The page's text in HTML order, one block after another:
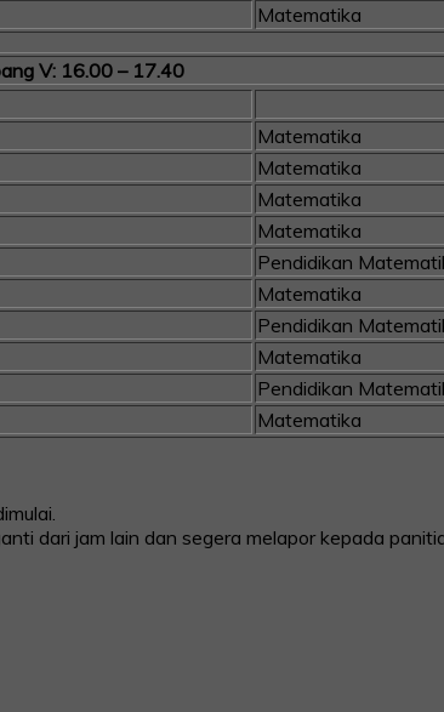
Matematika
V: 16.00 – 17.40
Matematika
Matematika
Matematika
Matematika
Pendidikan
Matematika
Pendidikan
Matematika
Pendidikan
Matematika
dari jam lain dan segera melapor kepada